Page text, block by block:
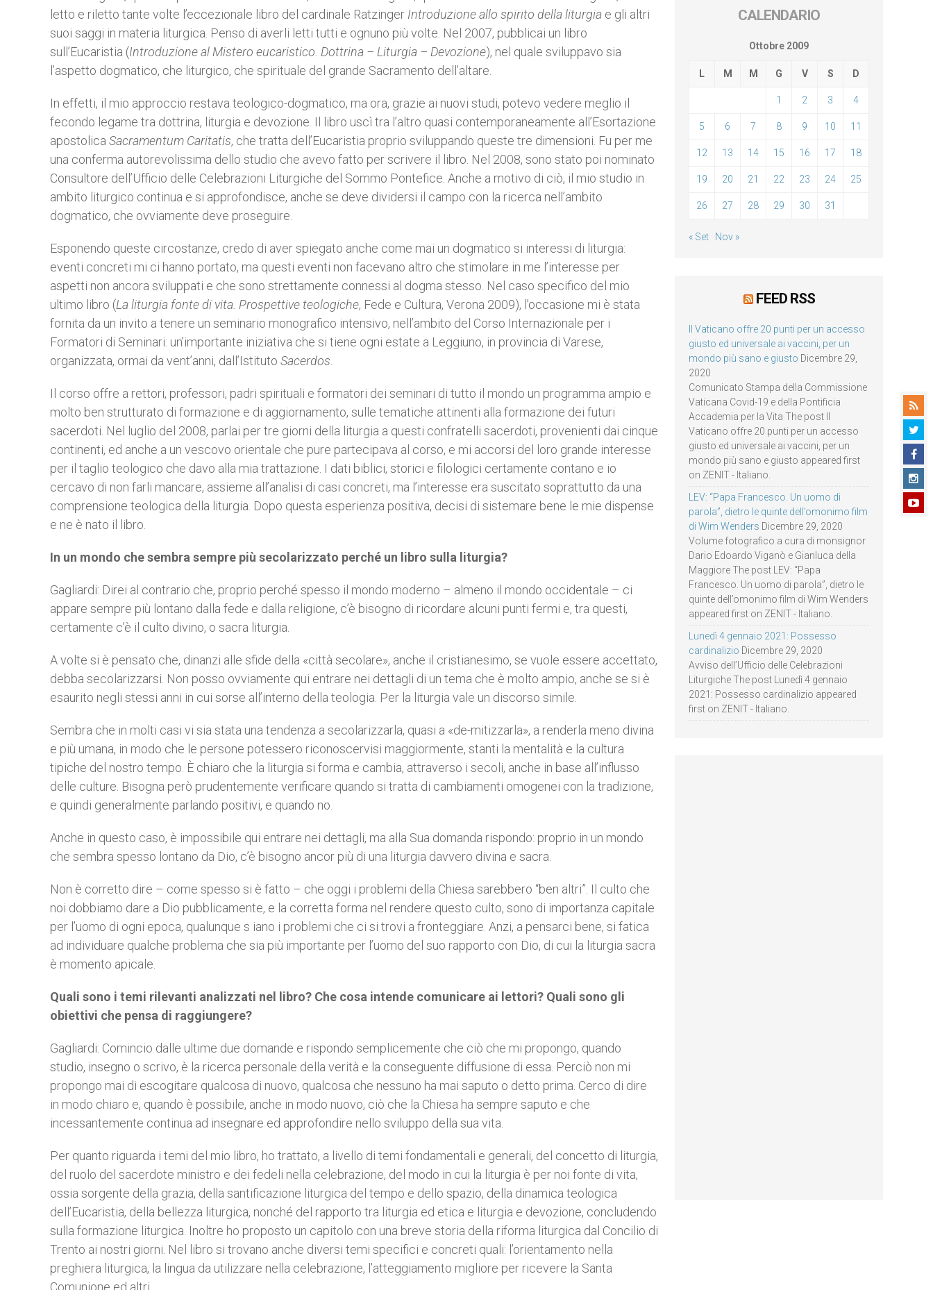
letto e riletto tante volte l’eccezionale libro del cardinale Ratzinger Introduzione allo spirito della liturgia e gli altri
suoi saggi in materia liturgica. Penso di averli letti tutti e ognuno più volte. Nel 2007, pubblicai un libro
sull’Eucaristia (Introduzione al Mistero eucaristico. Dottrina – Liturgia – Devozione), nel quale sviluppavo sia
l’aspetto dogmatico, che liturgico, che spirituale del grande Sacramento dell’altare.
In effetti, il mio approccio restava teologico-dogmatico, ma ora, grazie ai nuovi studi, potevo vedere meglio il
fecondo legame tra dottrina, liturgia e devozione. Il libro uscì tra l’altro quasi contemporaneamente all’Esortazione
apostolica Sacramentum Caritatis, che tratta dell’Eucaristia proprio sviluppando queste tre dimensioni. Fu per me
una conferma autorevolissima dello studio che avevo fatto per scrivere il libro. Nel 2008, sono stato poi nominato
Consultore dell’Ufficio delle Celebrazioni Liturgiche del Sommo Pontefice. Anche a motivo di ciò, il mio studio in
ambito liturgico continua e si approfondisce, anche se deve dividersi il campo con la ricerca nell’ambito
dogmatico, che ovviamente deve proseguire.
Esponendo queste circostanze, credo di aver spiegato anche come mai un dogmatico si interessi di liturgia:
eventi concreti mi ci hanno portato, ma questi eventi non facevano altro che stimolare in me l’interesse per
aspetti non ancora sviluppati e che sono strettamente connessi al dogma stesso. Nel caso specifico del mio
ultimo libro (La liturgia fonte di vita. Prospettive teologiche, Fede e Cultura, Verona 2009), l’occasione mi è stata
fornita da un invito a tenere un seminario monografico intensivo, nell’ambito del Corso Internazionale per i
Formatori di Seminari: un’importante iniziativa che si tiene ogni estate a Leggiuno, in provincia di Varese,
organizzata, ormai da vent’anni, dall’Istituto Sacerdos
Il corso offre a rettori, professori, padri spirituali e formatori dei seminari di tutto il mondo un programma ampio e
molto ben strutturato di formazione e di aggiornamento, sulle tematiche attinenti alla formazione dei futuri
sacerdoti. Nel luglio del 2008, parlai per tre giorni della liturgia a questi confratelli sacerdoti, provenienti dai cinque
continenti, ed anche a un vescovo orientale che pure partecipava al corso, e mi accorsi del loro grande interesse
per il taglio teologico che davo alla mia trattazione. I dati biblici, storici e filologici certamente contano e io
cercavo di non farli mancare, assieme all’analisi di casi concreti, ma l’interesse era suscitato soprattutto da una
comprensione teologica della liturgia. Dopo questa esperienza positiva, decisi di sistemare bene le mie dispense
e ne è nato il libro.
In un mondo che sembra sempre più secolarizzato perché un libro sulla liturgia?
Gagliardi: Direi al contrario che, proprio perché spesso il mondo moderno – almeno il mondo occidentale – ci
appare sempre più lontano dalla fede e dalla religione, c’è bisogno di ricordare alcuni punti fermi e, tra questi,
certamente c’è il culto divino, o sacra liturgia.
A volte si è pensato che, dinanzi alle sfide della «città secolare», anche il cristianesimo, se vuole essere accettato,
debba secolarizzarsi. Non posso ovviamente qui entrare nei dettagli di un tema che è molto ampio, anche se si è
esaurito negli stessi anni in cui sorse all’interno della teologia. Per la liturgia vale un discorso simile.
Sembra che in molti casi vi sia stata una tendenza a secolarizzarla, quasi a «de-mitizzarla», a renderla meno divina
e più umana, in modo che le persone potessero riconoscervisi maggiormente, stanti la mentalità e la cultura
tipiche del nostro tempo. È chiaro che la liturgia si forma e cambia, attraverso i secoli, anche in base all’influsso
delle culture. Bisogna però prudentemente verificare quando si tratta di cambiamenti omogenei con la tradizione,
e quindi generalmente parlando positivi, e quando no.
Anche in questo caso, è impossibile qui entrare nei dettagli, ma alla Sua domanda rispondo: proprio in un mondo
che sembra spesso lontano da Dio, c’è bisogno ancor più di una liturgia davvero divina e sacra.
Non è corretto dire – come spesso si è fatto – che oggi i problemi della Chiesa sarebbero “ben altri”. Il culto che
noi dobbiamo dare a Dio pubblicamente, e la corretta forma nel rendere questo culto, sono di importanza capitale
per l’uomo di ogni epoca, qualunque s iano i problemi che ci si trovi a fronteggiare. Anzi, a pensarci bene, si fatica
ad individuare qualche problema che sia più importante per l’uomo del suo rapporto con Dio, di cui la liturgia sacra
è momento apicale.
Quali sono i temi rilevanti analizzati nel libro? Che cosa intende comunicare ai lettori? Quali sono gli
obiettivi che pensa di raggiungere?
Gagliardi: Comincio dalle ultime due domande e rispondo semplicemente che ciò che mi propongo, quando
studio, insegno o scrivo, è la ricerca personale della verità e la conseguente diffusione di essa. Perciò non mi
propongo mai di escogitare qualcosa di nuovo, qualcosa che nessuno ha mai saputo o detto prima. Cerco di dire
in modo chiaro e, quando è possibile, anche in modo nuovo, ciò che la Chiesa ha sempre saputo e che
incessantemente continua ad insegnare ed approfondire nello sviluppo della sua vita.
Per quanto riguarda i temi del mio libro, ho trattato, a livello di temi fondamentali e generali, del concetto di liturgia,
del ruolo del sacerdote ministro e dei fedeli nella celebrazione, del modo in cui la liturgia è per noi fonte di vita,
ossia sorgente della grazia, della santificazione liturgica del tempo e dello spazio, della dinamica teologica
dell’Eucaristia, della bellezza liturgica, nonché del rapporto tra liturgia ed etica e liturgia e devozione, concludendo
sulla formazione liturgica. Inoltre ho proposto un capitolo con una breve storia della riforma liturgica dal Concilio di
Trento ai nostri giorni. Nel libro si trovano anche diversi temi specifici e concreti quali: l’orientamento nella
preghiera liturgica, la lingua da utilizzare nella celebrazione, l’atteggiamento migliore per ricevere la Santa
Comunione ed altri.
CALENDARIO
Ottobre 2009
L M M G V S D
1 2 3 4
5 6 7 8 9 10 11
12 13 14 15 16 17 18
19 20 21 22 23 24 25
26 27 28 29 30 31
« Set Nov »
FEED RSS
Il Vaticano offre 20 punti per un accesso
giusto ed universale ai vaccini, per un
mondo più sano e giusto Dicembre 29,
2020
Comunicato Stampa della Commissione
Vaticana Covid-19 e della Pontificia
Accademia per la Vita The post Il
Vaticano offre 20 punti per un accesso
giusto ed universale ai vaccini, per un
mondo più sano e giusto appeared first
on ZENIT - Italiano.
LEV: “Papa Francesco. Un uomo di
parola”, dietro le quinte dell’omonimo film
di Wim Wenders Dicembre 29, 2020
Volume fotografico a cura di monsignor
Dario Edoardo Viganò e Gianluca della
Maggiore The post LEV: “Papa
Francesco. Un uomo di parola”, dietro le
quinte dell’omonimo film di Wim Wenders
appeared first on ZENIT - Italiano.
Lunedì 4 gennaio 2021: Possesso
cardinalizio Dicembre 29, 2020
Avviso dell’Ufficio delle Celebrazioni
Liturgiche The post Lunedì 4 gennaio
2021: Possesso cardinalizio appeared
first on ZENIT - Italiano.